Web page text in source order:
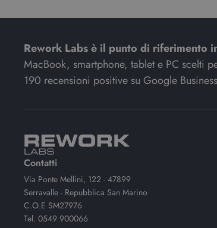
Rework Labs è il punto di riferimento
MacBook, smartphone, tablet e PC scelti
190 recensioni positive su Google
Contatti
Via Ponte Mellini, 122 - 47899
Serravalle - Repubblica San Marino
C.O.E SM27976
Tel.0549 900066